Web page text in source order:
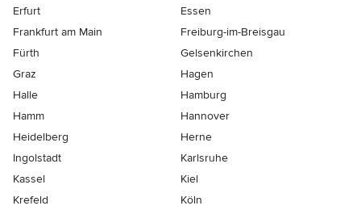
Erfurt
Essen
Frankfurt am Main
Freiburg-im-Breisgau
Fürth
Gelsenkirchen
Graz
Hagen
Halle
Hamburg
Hamm
Hannover
Heidelberg
Herne
Ingolstadt
Karlsruhe
Kassel
Kiel
Krefeld
Köln